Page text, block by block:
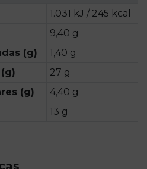
1.031 kJ / 245 kcal
9,40 g
(g)
1,40 g
27 g
(g)
4,40 g
13 g